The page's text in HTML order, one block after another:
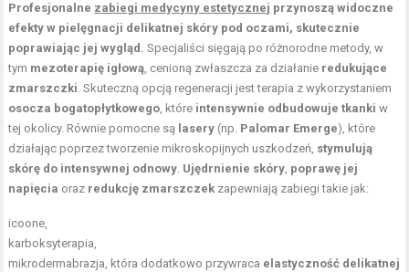
Profesjonalne zabiegi medycyny estetycznej przynoszą widoczne
efekty w pielęgnacji delikatnej skóry pod oczami, skutecznie
poprawiając jej wygląd. Specjaliści sięgają po różnorodne metody, w
tym mezoterapię igłową, cenioną zwłaszcza za działanie redukujące
zmarszczki. Skuteczną opcją regeneracji jest terapia z wykorzystaniem
osocza bogatopłytkowego, które intensywnie odbudowuje tkanki w
tej okolicy. Równie pomocne są lasery (np. Palomar Emerge), które
działając poprzez tworzenie mikroskopijnych uszkodzeń, stymulują
skórę do intensywnej odnowy. Ujędrnienie skóry, poprawę jej
napięcia oraz redukcję zmarszczek zapewniają zabiegi takie jak:
icoone,
karboksyterapia,
mikrodermabrazja, która dodatkowo przywraca elastyczność delikatnej